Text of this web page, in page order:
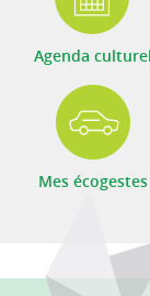
Agenda culturel
Mes écogestes